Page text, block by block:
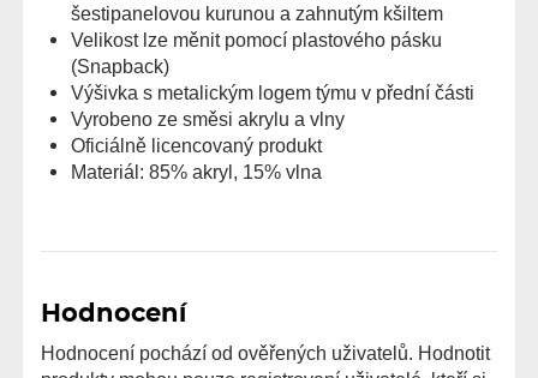
šestipanelovou kurunou a zahnutým kšiltem
Velikost lze měnit pomocí plastového pásku
(Snapback)
Výšivka s metalickým logem týmu v přední části
Vyrobeno ze směsi akrylu a vlny
Oficiálně licencovaný produkt
Materiál: 85% akryl, 15% vlna
Hodnocení
Hodnocení pochází od ověřených uživatelů. Hodnotit